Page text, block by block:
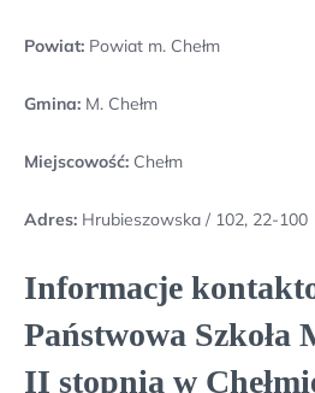
Powiat: Powiat m. Chełm
Gmina: M. Chełm
Miejscowość: Chełm
Adres: Hrubieszowska / 102, 22-100
Informacje
Państwowa Szkoła
II stopnia w